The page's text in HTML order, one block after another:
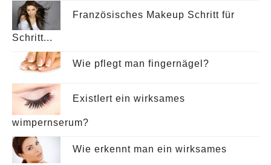
Französisches Makeup Schritt für
Schritt...
Wie pflegt man fingernägel?
ExistIert ein wirksames
wimpernserum?
Wie erkennt man ein wirksames